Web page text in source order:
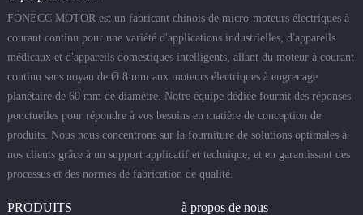
FONECC MOTOR est un fabricant chinois de micro-moteurs électriques à
courant continu pour une variété d'applications industrielles, d'appareils
médicaux et d'appareils domestiques intelligents, allant du moteur à courant
continu sans noyau de Ø 8 mm aux moteurs électriques à engrenage
planétaire de 60 mm de diamètre. Notre équipe dédiée fournit des réponses
ponctuelles pour répondre à vos besoins en matière de conception de
produits. Nous nous concentrons sur la fourniture de solutions optimales à
nos clients grâce à un support applicatif et technique, et en garantissant des
processus et des normes de fabrication de qualité.
PRODUITS à propos de nous